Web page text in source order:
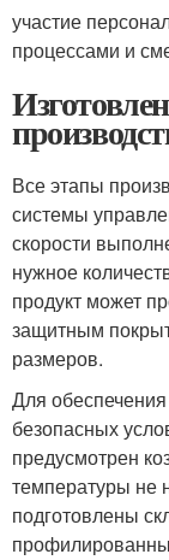
участие
процессами и
Все этапы
системы
скорости
нужное
продукт может
защитным
размеров.
Для
безопасных
предусмотрен
температуры не
подготовлены